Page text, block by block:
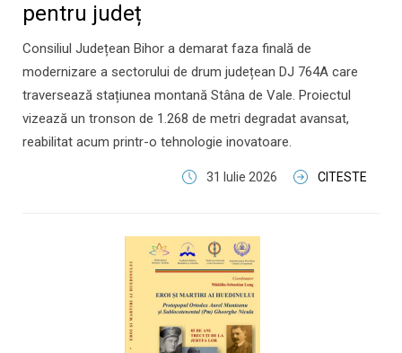
pentru județ
Consiliul Județean Bihor a demarat faza finală de
modernizare a sectorului de drum județean DJ 764A care
traversează stațiunea montană Stâna de Vale. Proiectul
vizează un tronson de 1.268 de metri degradat avansat,
reabilitat acum printr-o tehnologie inovatoare.
31 Iulie 2026 CITESTE